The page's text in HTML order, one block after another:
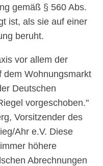
gemäß § 560 Abs.
ist, als sie auf einer
beruht.
vor allem der
dem Wohnungsmarkt
Deutschen
vorgeschoben.
Vorsitzender des
Ahr e.V. Diese
höhere
Abrechnungen